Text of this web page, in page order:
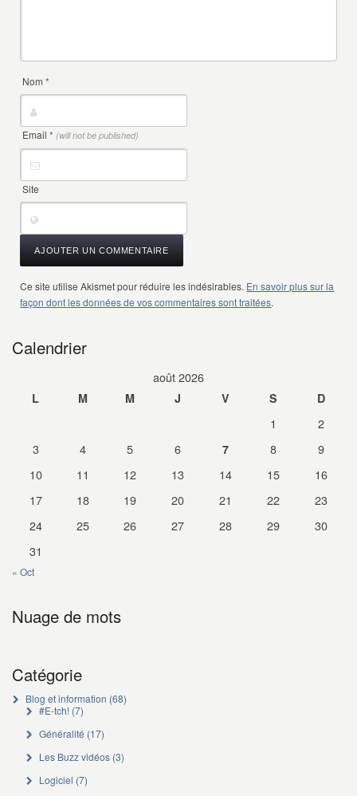
Nom*
Email* (will not be published)
Site
Ce site utilise Akismet pour réduire les indésirables. En savoir plus sur la
façon dont les données de vos commentaires sont traitées.
Calendrier
août 2026
L M M J V S D
1
2
3
4 5 6 7 8
9
10
11 12 13 14 15
16
17
18 19 20 21 22
23
24
25 26 27 28 29
30
31
« Oct
Nuage de mots
Catégorie
Blog et information (68)
#E-tch!(7)
Généralité (17)
Les Buzz vidéos(3)
Logiciel (7)